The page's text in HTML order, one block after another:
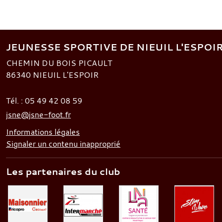
JEUNESSE SPORTIVE DE NIEUIL
CHEMIN DU BOIS PICAULT
86340 NIEUIL L'ESPOIR
Tél. : 05 49 42 08 59
jsne@jsne-foot.fr
Informations légales
Signaler un contenu inapproprié
Les partenaires du club